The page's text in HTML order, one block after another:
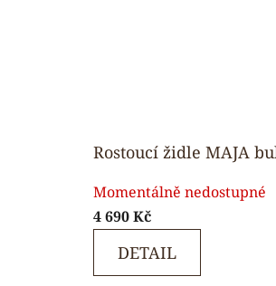
Rostoucí židle MAJA
hodnocení
produktu
5,0
Momentálně nedostupné
4 690 Kč
DETAIL